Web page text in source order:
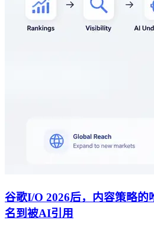
谷歌I/O 2026后，内容策略的
名到被AI引用